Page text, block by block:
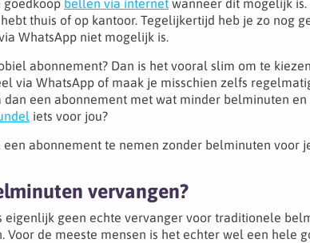
goedkoop bellen via internet wanneer dit mogelijk
thuis of op kantoor. Tegelijkertijd heb je zo nog
WhatsApp niet mogelijk is.
abonnement? Dan is het vooral slim om te
via WhatsApp of maak je misschien zelfs
een abonnement met wat minder belminuten
iets voor jou?
abonnement te nemen zonder belminuten voor
vervangen?
eigenlijk geen echte vervanger voor traditionele
Voor de meeste mensen is het echter wel een hele